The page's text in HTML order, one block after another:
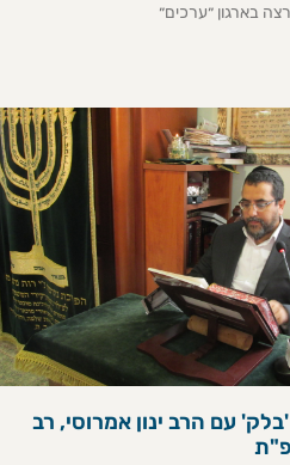
בארגון ״ערכים״
עם הרב ינון אמרוסי, רב